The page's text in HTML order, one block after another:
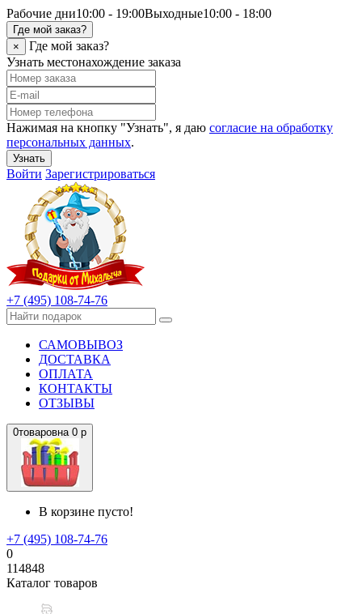
Рабочие дни10:00 - 19:00Выходные10:00 - 18:00
Где мой заказ?
×
Где мой заказ?
Узнать местонахождение заказа
Нажимая на кнопку "Узнать", я даю согласие на обработку
персональных данных.
Узнать
Войти Зарегистрироваться
+7 (495) 108-74-76
САМОВЫВОЗ
ДОСТАВКА
ОПЛАТА
КОНТАКТЫ
ОТЗЫВЫ
0товаровна 0 р
В корзине пусто!
+7 (495) 108-74-76
0
114848
Каталог товаров